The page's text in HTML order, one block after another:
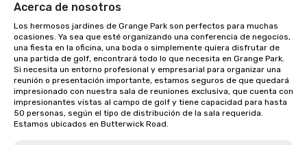
Acerca de nosotros
Los hermosos jardines de Grange Park son perfectos para muchas
ocasiones. Ya sea que esté organizando una conferencia de negocios,
una fiesta en la oficina, una boda o simplemente quiera disfrutar de
una partida de golf, encontrará todo lo que necesita en Grange Park.
Si necesita un entorno profesional y empresarial para organizar una
reunión o presentación importante, estamos seguros de que quedará
impresionado con nuestra sala de reuniones exclusiva, que cuenta con
impresionantes vistas al campo de golf y tiene capacidad para hasta
50 personas, según el tipo de distribución de la sala requerida.
Estamos ubicados en Butterwick Road.